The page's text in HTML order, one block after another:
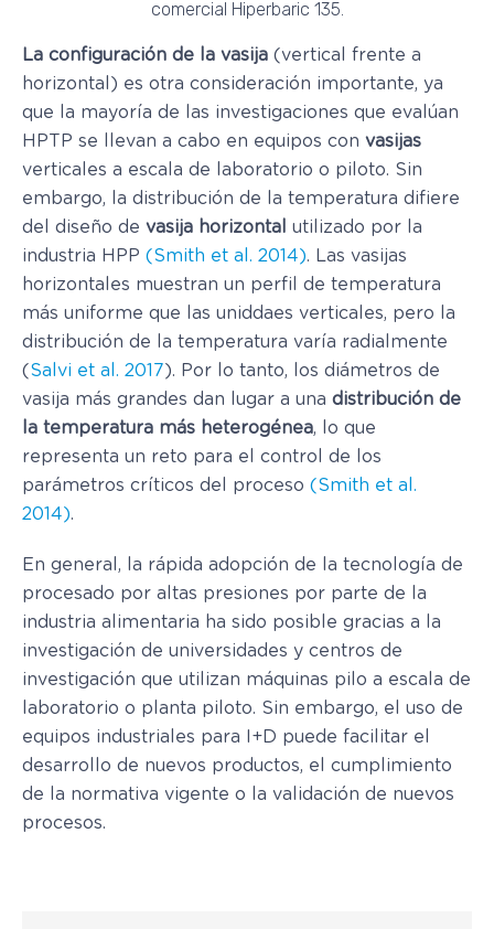
comercial Hiperbaric 135.
La configuración de la vasija (vertical frente a
horizontal) es otra consideración importante, ya
que la mayoría de las investigaciones que evalúan
HPTP se llevan a cabo en equipos con vasijas
verticales a escala de laboratorio o piloto. Sin
embargo, la distribución de la temperatura difiere
del diseño de vasija horizontal utilizado por la
industria HPP (Smith et al. 2014). Las vasijas
horizontales muestran un perfil de temperatura
más uniforme que las uniddaes verticales, pero la
distribución de la temperatura varía radialmente
(Salvi et al. 2017). Por lo tanto, los diámetros de
vasija más grandes dan lugar a una distribución de
la temperatura más heterogénea, lo que
representa un reto para el control de los
parámetros críticos del proceso (Smith et al.
2014).
En general, la rápida adopción de la tecnología de
procesado por altas presiones por parte de la
industria alimentaria ha sido posible gracias a la
investigación de universidades y centros de
investigación que utilizan máquinas pilo a escala de
laboratorio o planta piloto. Sin embargo, el uso de
equipos industriales para I+D puede facilitar el
desarrollo de nuevos productos, el cumplimiento
de la normativa vigente o la validación de nuevos
procesos.